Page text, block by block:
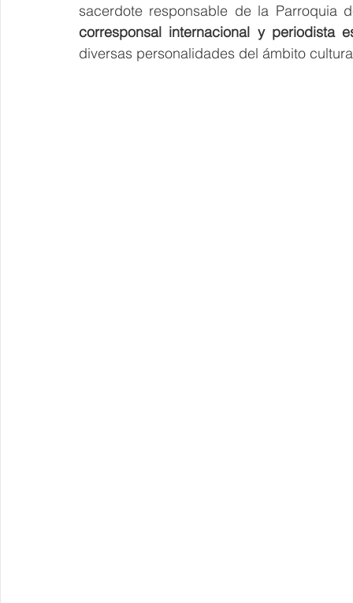
sacerdote responsable de la
corresponsal internacional y periodista
diversas personalidades del ámbito